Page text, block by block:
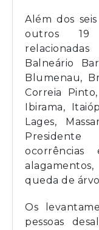
Além dos
outros 19
Balneário
Blumenau,
Correia
Ibirama,
Lages,
ocorrências
queda de
Os
pessoas